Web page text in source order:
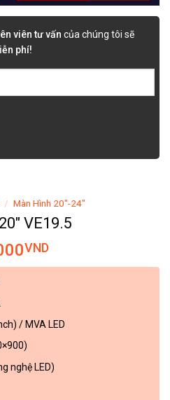
viên tư vấn của chúng tôi sẽ
phí!
/ Màn Hình 20"-24"
VE19.5
VND
/ MVA LED
nghệ LED)